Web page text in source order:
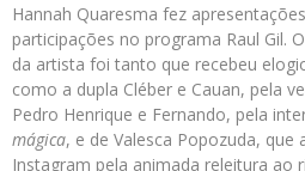
Hannah Quaresma fez
participações no programa Raul Gil.
da artista foi tanto que recebeu
como a dupla Cléber e Cauan, pela
Pedro Henrique e Fernando, pela
mágica, e de Valesca Popozuda, que
Instagram pela animada releitura ao